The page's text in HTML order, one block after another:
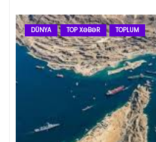
DÜNYA TOP XƏBƏR TOPLUM